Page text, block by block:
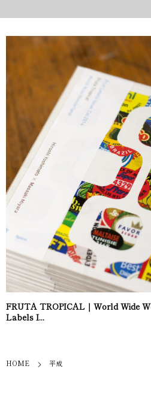
FRUTA TROPICAL｜World Wide
Labels I...
HOME 平成